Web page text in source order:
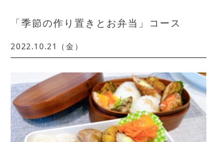
「季節の作り置きとお弁当」コース
2022.10.21（金）